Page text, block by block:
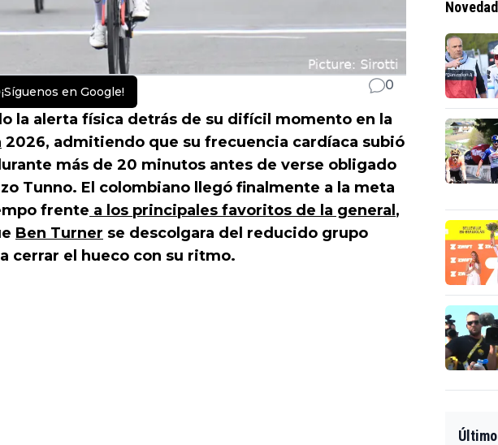
¡Síguenos en Google! 0
la alerta física detrás de su difícil momento en la
2026, admitiendo que su frecuencia cardíaca subió
más de 20 minutos antes de verse obligado
Tunno. El colombiano llegó finalmente a la meta
frente a los principales favoritos de la general ,
Ben Turner se descolgara del reducido grupo
cerrar el hueco con su ritmo.